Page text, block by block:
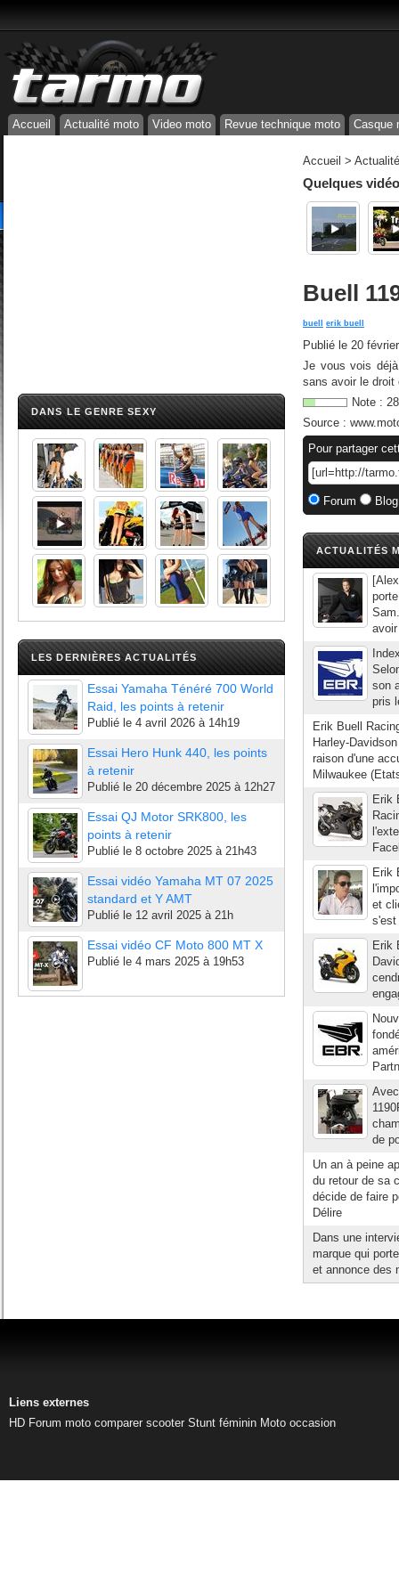
Accueil Actualité moto Video moto Revue technique moto Casque
DANS LE GENRE SEXY
LES DERNIÈRES ACTUALITÉS
Essai Yamaha Ténéré 700 World
Raid, les points à retenir
Publié le 4 avril 2026 à 14h19
Essai Hero Hunk 440, les points
à retenir
Publié le 20 décembre 2025 à 12h27
Essai QJ Motor SRK800, les
points à retenir
Publié le 8 octobre 2025 à 21h43
Essai vidéo Yamaha MT 07 2025
standard et Y AMT
Publié le 12 avril 2025 à 21h
Essai vidéo CF Moto 800 MT X
Publié le 4 mars 2025 à 19h53
Accueil >
Quelques
Buell
buell erik buell
Publié le 20
Je vous vois
sans avoir le
Note : 28
Source :
Pour partager
Forum
ACTUALITÉS
son
pris
Erik Buell
Harley-
raison d'une
Milwaukee
Erik
Erik
et
s'est
Erik
de
Un an à peine
du retour de sa
décide de faire
Délire
Dans une
marque qui
et annonce des
Liens externes
HD Forum moto comparer scooter Stunt féminin Moto occasion